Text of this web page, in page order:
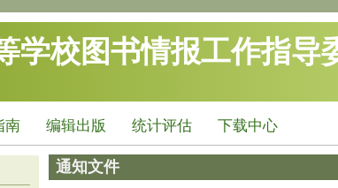
学校图书情报工作指导
南 编辑出版 统计评估 下载中心
通知文件